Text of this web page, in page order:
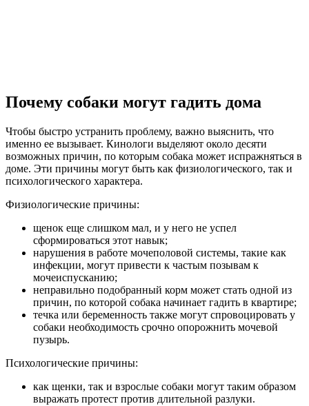
Почему собаки могут гадить дома
Чтобы быстро устранить проблему, важно выяснить, что
именно ее вызывает. Кинологи выделяют около десяти
возможных причин, по которым собака может испражняться в
доме. Эти причины могут быть как физиологического, так и
психологического характера.
Физиологические причины:
щенок еще слишком мал, и у него не успел
сформироваться этот навык;
нарушения в работе мочеполовой системы, такие как
инфекции, могут привести к частым позывам к
мочеиспусканию;
неправильно подобранный корм может стать одной из
причин, по которой собака начинает гадить в квартире;
течка или беременность также могут спровоцировать у
собаки необходимость срочно опорожнить мочевой
пузырь.
Психологические причины:
как щенки, так и взрослые собаки могут таким образом
выражать протест против длительной разлуки.